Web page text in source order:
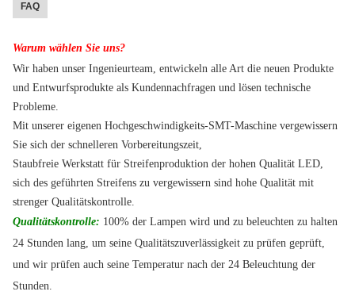
FAQ
Warum wählen Sie uns?
Wir haben unser Ingenieurteam, entwickeln alle Art die neuen Produkte
und Entwurfsprodukte als Kundennachfragen und lösen technische
Probleme.
Mit unserer eigenen Hochgeschwindigkeits-SMT-Maschine vergewissern
Sie sich der schnelleren Vorbereitungszeit,
Staubfreie Werkstatt für Streifenproduktion der hohen Qualität LED,
sich des geführten Streifens zu vergewissern sind hohe Qualität mit
strenger Qualitätskontrolle.
Qualitätskontrolle: 100% der Lampen wird und zu beleuchten zu halten
24 Stunden lang, um seine Qualitätszuverlässigkeit zu prüfen geprüft,
und wir prüfen auch seine Temperatur nach der 24 Beleuchtung der
Stunden.